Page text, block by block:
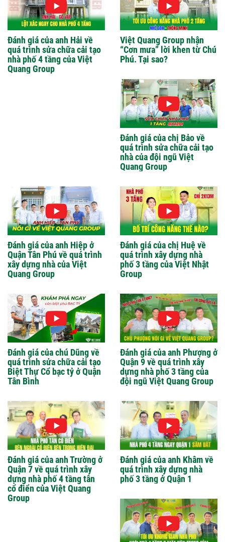
Đánh giá của anh Hải về
quá trình sửa chữa cải tạo
nhà phố 4 tầng của Việt
Quang Group
Việt Quang Group nhận
“Cơn mưa” lời khen từ Chú
Phú. Tại sao?
Đánh giá của chị Bảo về
quá trình sửa chữa cải tạo
nhà của đội ngũ Việt
Quang Group
Đánh giá của anh Hiệp ở
Quận Tân Phú về quá trình
xây dựng nhà của Việt
Quang Group
Đánh giá của chị Huệ về
quá trình xây dựng nhà
phố 3 tầng của Việt Nhật
Group
Đánh giá của chú Dũng về
quá trình sửa chữa cải tạo
Biệt Thự Cổ bạc tỷ ở Quận
Tân Bình
Đánh giá của anh Phượng ở
Quận 9 về quá trình xây
dựng nhà phố 3 tầng của
đội ngũ Việt Quang Group
Đánh giá của anh Trường ở
Quận 7 về quá trình xây
dựng nhà phố 4 tầng tân
cổ điển của Việt Quang
Group
Đánh giá của anh Khâm về
quá trình xây dựng nhà
phố 3 tầng ở Quận 1